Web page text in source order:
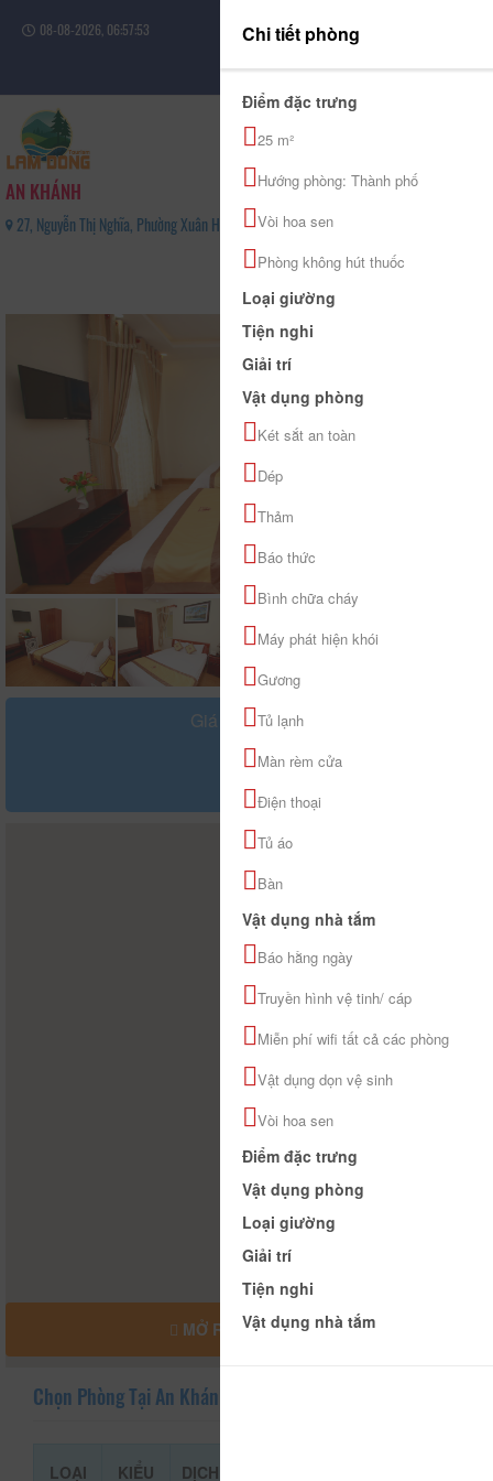
08-08-2026, 06:57:54
Đăng nhập
AN KHÁNH
27, Nguyễn Thị Nghĩa, Phường Xuân Hương - Đà Lạt, Tỉnh Lâm Đồng - 0917617366
0
Giá tham khảo
đ
MỞ RỘNG BẢN ĐỒ
Chọn Phòng Tại An Khánh
LOẠI
KIỂU
DỊCH
Chi tiết phòng
Điểm đặc trưng
25 m²
Hướng phòng: Thành phố
Vòi hoa sen
Phòng không hút thuốc
Loại giường
Tiện nghi
Giải trí
Vật dụng phòng
Két sắt an toàn
Dép
Thảm
Báo thức
Bình chữa cháy
Máy phát hiện khói
Gương
Tủ lạnh
Màn rèm cửa
Điện thoại
Tủ áo
Bàn
Vật dụng nhà tắm
Báo hằng ngày
Truyền hình vệ tinh/ cáp
Miễn phí wifi tất cả các phòng
Vật dụng dọn vệ sinh
Vòi hoa sen
Điểm đặc trưng
Vật dụng phòng
Loại giường
Giải trí
Tiện nghi
Vật dụng nhà tắm